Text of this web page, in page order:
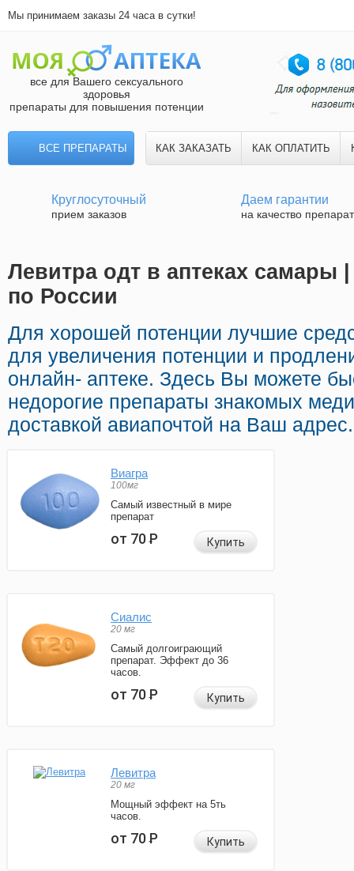
Мы принимаем заказы 24 часа в сутки!
все для Вашего сексуального
здоровья
препараты для повышения потенции
ВСЕ ПРЕПАРАТЫ КАК ЗАКАЗАТЬ КАК ОПЛАТИТЬ
Круглосуточный
прием заказов
Даем гарантии
на качество
Левитра одт в аптеках самары
по России
Для хорошей потенции лучшие
для увеличения потенции и
онлайн- аптеке. Здесь Вы можете
недорогие препараты знакомых
доставкой авиапочтой на Ваш адрес.
Виагра
100мг
Самый известный в мире
препарат
от 70Р Купить
Сиалис
20 мг
Самый долгоиграющий
препарат. Эффект до 36
часов.
от 70Р Купить
Левитра
20 мг
Мощный эффект на 5ть
часов.
от 70Р Купить